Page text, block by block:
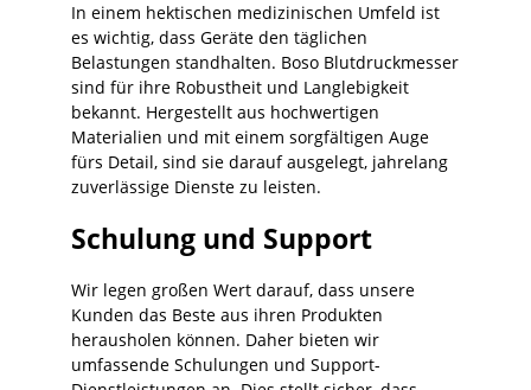
In einem hektischen medizinischen Umfeld ist
es wichtig, dass Geräte den täglichen
Belastungen standhalten. Boso Blutdruckmesser
sind für ihre Robustheit und Langlebigkeit
bekannt. Hergestellt aus hochwertigen
Materialien und mit einem sorgfältigen Auge
fürs Detail, sind sie darauf ausgelegt, jahrelang
zuverlässige Dienste zu leisten.
Schulung und Support
Wir legen großen Wert darauf, dass unsere
Kunden das Beste aus ihren Produkten
herausholen können. Daher bieten wir
umfassende Schulungen und Support-